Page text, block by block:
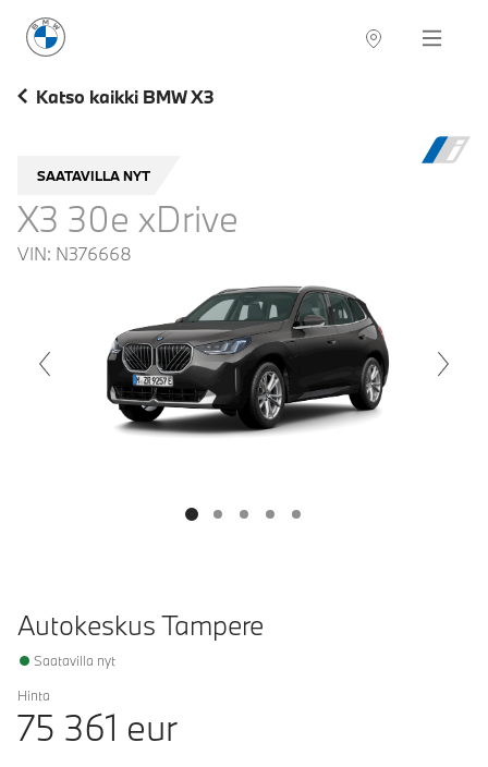
BMW Suomi Navigation
Katso kaikki BMW X3
SAATAVILLA NYT
X3 30e xDrive
VIN: N376668
Autokeskus Tampere
Saatavilla nyt
Hinta
75 361 eur